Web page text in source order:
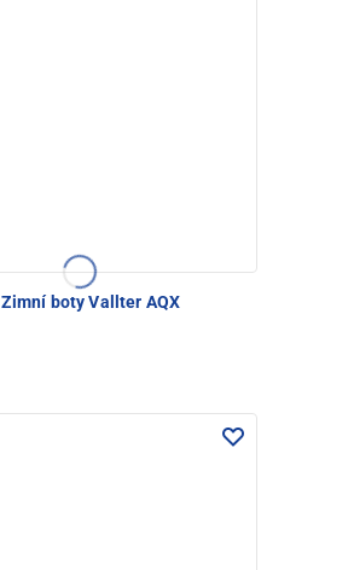
Zimní boty Vallter AQX